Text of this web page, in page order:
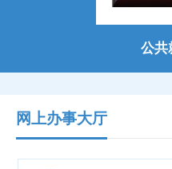
公共
网上办事大厅